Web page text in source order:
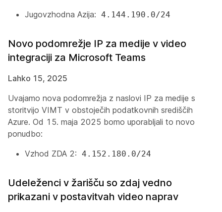
Jugovzhodna Azija: 4.144.190.0/24
Novo podomrežje IP za medije v video
integraciji za Microsoft Teams
Lahko 15, 2025
Uvajamo nova podomrežja z naslovi IP za medije s
storitvijo VIMT v obstoječih podatkovnih središčih
Azure. Od 15. maja 2025 bomo uporabljali to novo
ponudbo:
Vzhod ZDA 2: 4.152.180.0/24
Udeleženci v žarišču so zdaj vedno
prikazani v postavitvah video naprav